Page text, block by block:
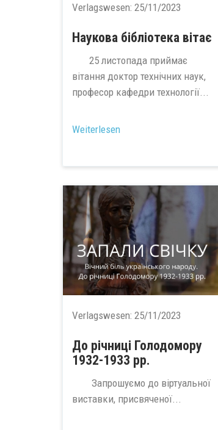
Verlagswesen: 25/11/2023
Наукова бібліотека вітає
25 листопада приймає
вітання доктор технічних наук,
професор кафедри технології...
Weiterlesen
Verlagswesen: 25/11/2023
До річниці Голодомору
1932-1933 рр.
Запрошуємо до віртуальної
виставки, присвяченої...